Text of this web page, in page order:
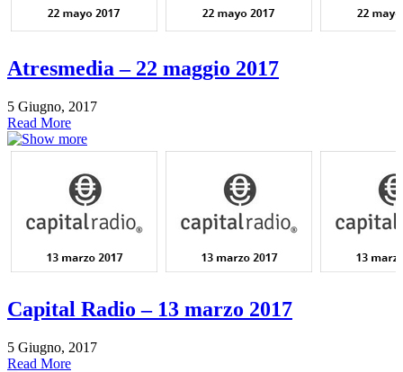
Atresmedia – 22 maggio 2017
5 Giugno, 2017
Read More
Capital Radio – 13 marzo 2017
5 Giugno, 2017
Read More